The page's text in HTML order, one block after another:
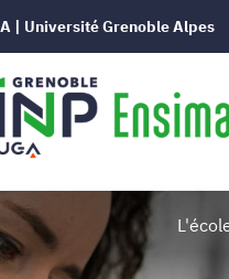
| Université Grenoble Alpes